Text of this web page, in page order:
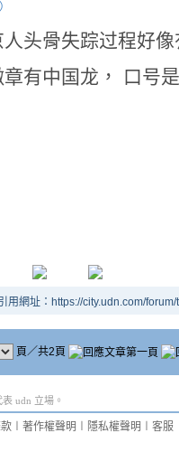
人头骨失踪过程好
章有中国龙， 口号
用網址：https://city.udn.com/
頁／共2頁
udn 立場。
著作權聲明 隱私權聲明 客服